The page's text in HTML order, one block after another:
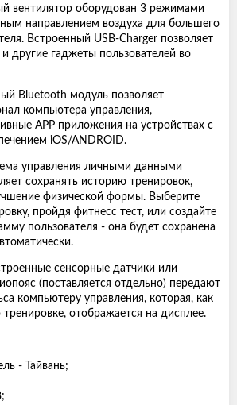
вентилятор оборудован 3 режимами
направлением воздуха для большего
Встроенный USB-Charger позволяет
другие гаджеты пользователей во
Bluetooth модуль позволяет
компьютера управления,
APP приложения на устройствах с
iOS/ANDROID.
управления личными данными
сохранять историю тренировок,
физической формы. Выберите
пройдя фитнесс тест, или создайте
пользователя - она будет сохранена
сенсорные датчики или
(поставляется отдельно) передают
компьютеру управления, которая, как
отображается на дисплее.
- Тайвань;